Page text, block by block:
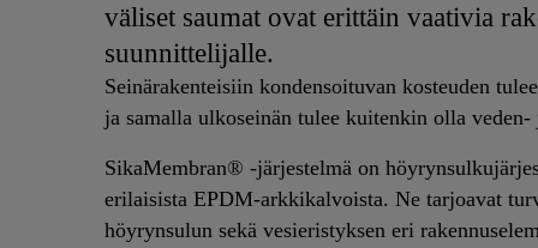
väliset saumat ovat erittäin vaativia
suunnittelijalle.
Seinärakenteisiin kondensoituvan kosteuden
ja samalla ulkoseinän tulee kuitenkin olla veden-
SikaMembran® -järjestelmä on
erilaisista EPDM-arkkikalvoista. Ne tarjoavat
höyrynsulun sekä vesieristyksen eri